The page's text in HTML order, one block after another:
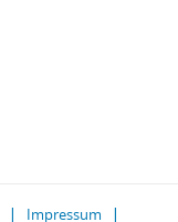
Impressum